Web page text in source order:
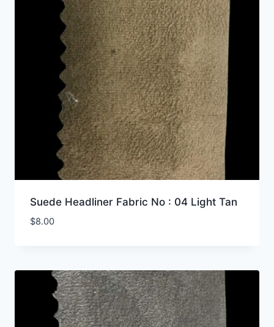
Suede Headliner Fabric No : 04 Light Tan
$8.00